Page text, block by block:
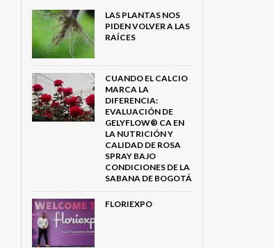
LAS PLANTAS NOS
PIDEN VOLVER A LAS
RAÍCES
CUANDO EL CALCIO
MARCA LA
DIFERENCIA:
EVALUACIÓN DE
GELYFLOW® CA EN
LA NUTRICIÓN Y
CALIDAD DE ROSA
SPRAY BAJO
CONDICIONES DE LA
SABANA DE BOGOTÁ
FLORIEXPO